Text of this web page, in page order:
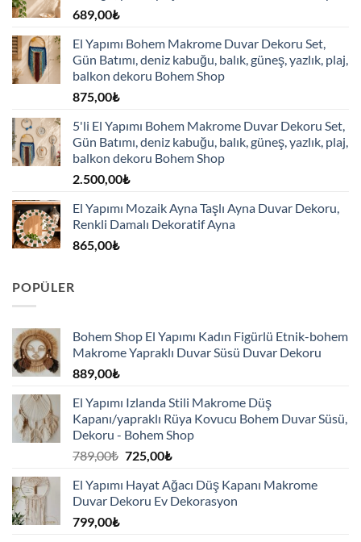
689,00₺
El Yapımı Bohem Makrome Duvar Dekoru Set,
Gün Batımı, deniz kabuğu, balık, güneş, yazlık, plaj,
balkon dekoru Bohem Shop
875,00₺
5'li El Yapımı Bohem Makrome Duvar Dekoru Set,
Gün Batımı, deniz kabuğu, balık, güneş, yazlık, plaj,
balkon dekoru Bohem Shop
2.500,00₺
El Yapımı Mozaik Ayna Taşlı Ayna Duvar Dekoru,
Renkli Damalı Dekoratif Ayna
865,00₺
POPÜLER
Bohem Shop El Yapımı Kadın Figürlü Etnik-bohem
Makrome Yapraklı Duvar Süsü Duvar Dekoru
889,00₺
El Yapımı Izlanda Stili Makrome Düş
Kapanı/yapraklı Rüya Kovucu Bohem Duvar Süsü,
Dekoru - Bohem Shop
789,00₺ Orijinal
789,00₺.
725,00₺Şu
fiyat:
725,00₺.
El Yapımı Hayat Ağacı Düş Kapanı Makrome
Duvar Dekoru Ev Dekorasyon
799,00₺